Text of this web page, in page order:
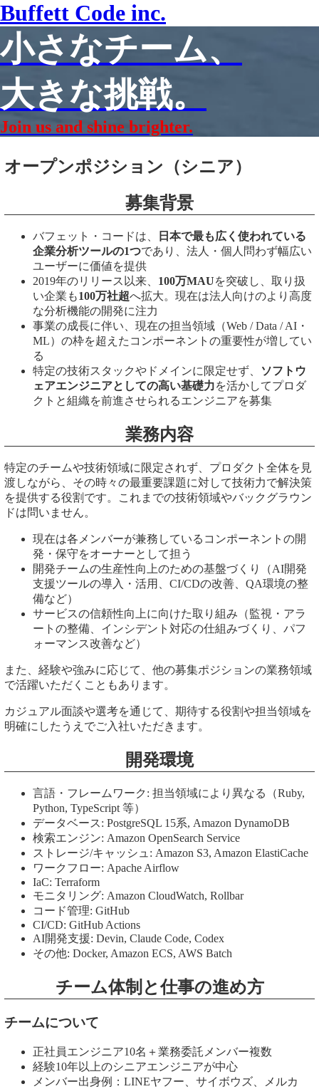
Buffett Code inc.
小さなチーム、
大きな挑戦。
Join us and shine brighter.
オープンポジション（シニア）
募集背景
バフェット・コードは、
日本で最も広く使われている
企業分析ツールの1つであり、法人・個人問わず幅広い
ユーザーに価値を提供
2019年のリリース以来、 100万MAUを突破し、取り扱
い企業も100万社超へ拡大。現在は法人向けのより高度
な分析機能の開発に注力
事業の成長に伴い、現在の担当領域（Web / Data / AI・
ML）の枠を超えたコンポーネントの重要性が増してい
る
特定の技術スタックやドメインに限定せず、
ソフトウ
ェアエンジニアとしての高い基礎力を活かしてプロダ
クトと組織を前進させられるエンジニアを募集
業務内容
特定のチームや技術領域に限定されず、プロダクト全体を見
渡しながら、その時々の最重要課題に対して技術力で解決策
を提供する役割です。これまでの技術領域やバックグラウン
ドは問いません。
現在は各メンバーが兼務しているコンポーネントの開
発・保守をオーナーとして担う
開発チームの生産性向上のための基盤づくり（AI開発
支援ツールの導入・活用、CI/CDの改善、QA環境の整
備など）
サービスの信頼性向上に向けた取り組み（監視・アラ
ートの整備、インシデント対応の仕組みづくり、パフ
ォーマンス改善など）
また、経験や強みに応じて、他の募集ポジションの業務領域
で活躍いただくこともあります。
カジュアル面談や選考を通じて、期待する役割や担当領域を
明確にしたうえでご入社いただきます。
開発環境
言語・フレームワーク: 担当領域により異なる（Ruby,
Python, TypeScript 等）
データベース: PostgreSQL 15系, Amazon DynamoDB
検索エンジン: Amazon OpenSearch Service
ストレージ/キャッシュ: Amazon S3, Amazon ElastiCache
ワークフロー: Apache Airflow
IaC: Terraform
モニタリング: Amazon CloudWatch, Rollbar
コード管理: GitHub
CI/CD: GitHub Actions
AI開発支援: Devin, Claude Code, Codex
その他: Docker, Amazon ECS, AWS Batch
チーム体制と仕事の進め方
チームについて
正社員エンジニア10名＋業務委託メンバー複数
経験10年以上のシニアエンジニアが中心
メンバー出身例：LINEヤフー、サイボウズ、メルカ